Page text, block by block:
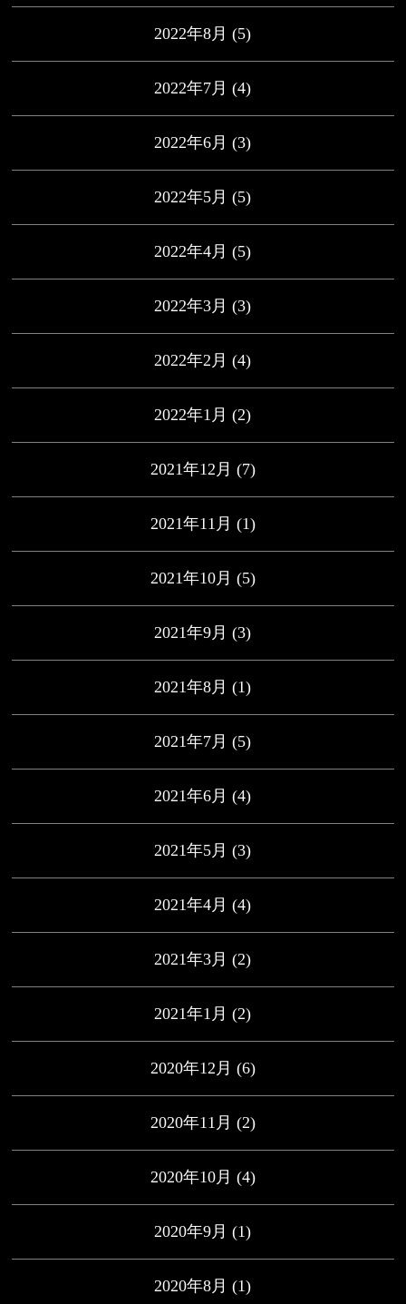
2022年8月 (5)
2022年7月 (4)
2022年6月 (3)
2022年5月 (5)
2022年4月 (5)
2022年3月 (3)
2022年2月 (4)
2022年1月 (2)
2021年12月 (7)
2021年11月 (1)
2021年10月 (5)
2021年9月 (3)
2021年8月 (1)
2021年7月 (5)
2021年6月 (4)
2021年5月 (3)
2021年4月 (4)
2021年3月 (2)
2021年1月 (2)
2020年12月 (6)
2020年11月 (2)
2020年10月 (4)
2020年9月 (1)
2020年8月 (1)